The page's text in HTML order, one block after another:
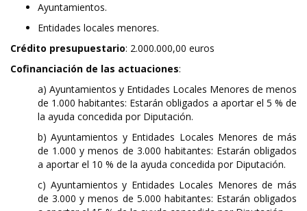
Ayuntamientos.
Entidades locales menores.
Crédito presupuestario: 2.000.000,00 euros
Cofinanciación de las actuaciones:
a) Ayuntamientos y Entidades Locales Menores de menos
de 1.000 habitantes: Estarán obligados a aportar el 5 % de
la ayuda concedida por Diputación.
b) Ayuntamientos y Entidades Locales Menores de más
de 1.000 y menos de 3.000 habitantes: Estarán obligados
a aportar el 10 % de la ayuda concedida por Diputación.
c) Ayuntamientos y Entidades Locales Menores de más
de 3.000 y menos de 5.000 habitantes: Estarán obligados